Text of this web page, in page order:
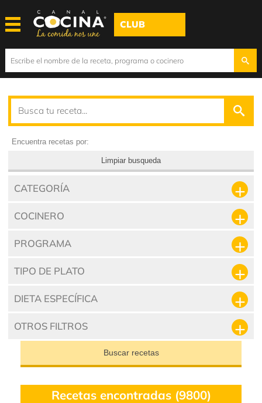
CLUB
Encuentra recetas por:
Limpiar busqueda
CATEGORÍA
COCINERO
PROGRAMA
TIPO DE PLATO
DIETA ESPECÍFICA
OTROS FILTROS
Buscar recetas
Recetas encontradas (9800)